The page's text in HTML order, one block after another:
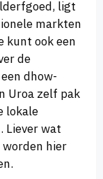
ligt
markten
kunt ook een
de
dhow-
Uroa zelf pak
lokale
Liever wat
hier